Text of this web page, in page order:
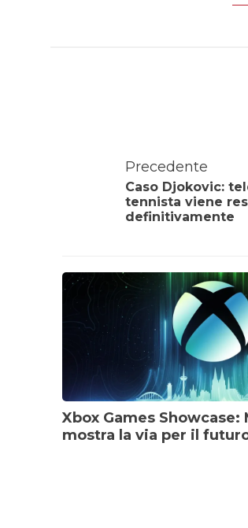
Precedente
Caso Djokovic:
tennista viene
definitivamente
Xbox Games
mostra la via per il